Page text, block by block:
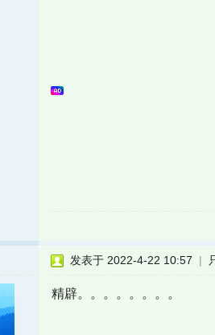
发表于 2022-4-22 10:57 |
精辟。。。。。。。。